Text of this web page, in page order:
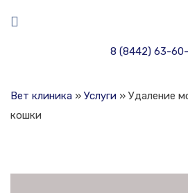
8 (8442) 63-
Вет клиника »Услуги »Удаление
кошки